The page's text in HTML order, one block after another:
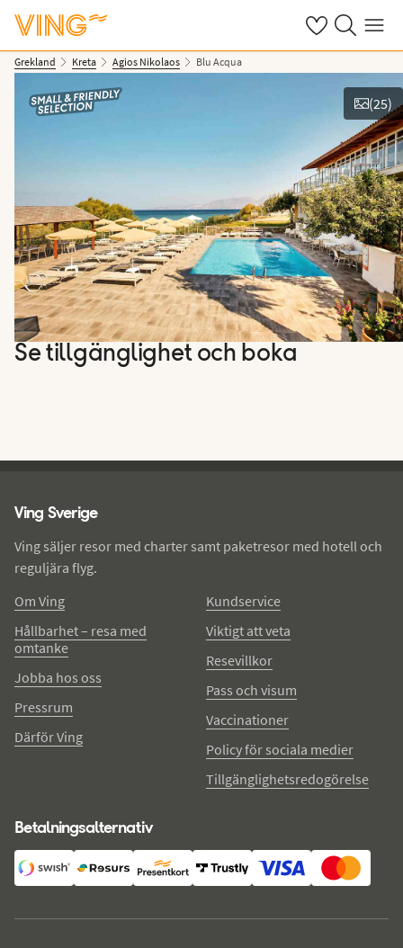
Se dinaSök på ving.se
Meny
Grekland Kreta Agios Nikolaos Blu Acqua
Se bilder
(25)
Se tillgänglighet och boka
Ving Sverige
Ving säljer resor med charter samt paketresor med hotell och
reguljära flyg.
Om Ving
Hållbarhet – resa med
omtanke
Jobba hos oss
Pressrum
Därför Ving
Kundservice
Viktigt att veta
Resevillkor
Pass och visum
Vaccinationer
Policy för sociala medier
Tillgänglighetsredogörelse
Betalningsalternativ